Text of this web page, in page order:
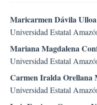
Maricarmen Dávila Ulloa
Universidad Estatal
Mariana Magdalena
Universidad Estatal
Carmen Iralda Orellana
Universidad Estatal